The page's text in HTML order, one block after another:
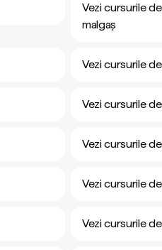
Vezi cursurile
malgaș
Vezi cursurile
Vezi cursurile
Vezi cursurile
Vezi cursurile
Vezi cursurile